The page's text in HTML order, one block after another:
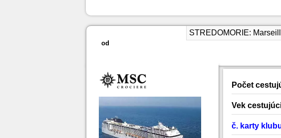
od
STREDOMORIE:
Počet
Vek
č. karty